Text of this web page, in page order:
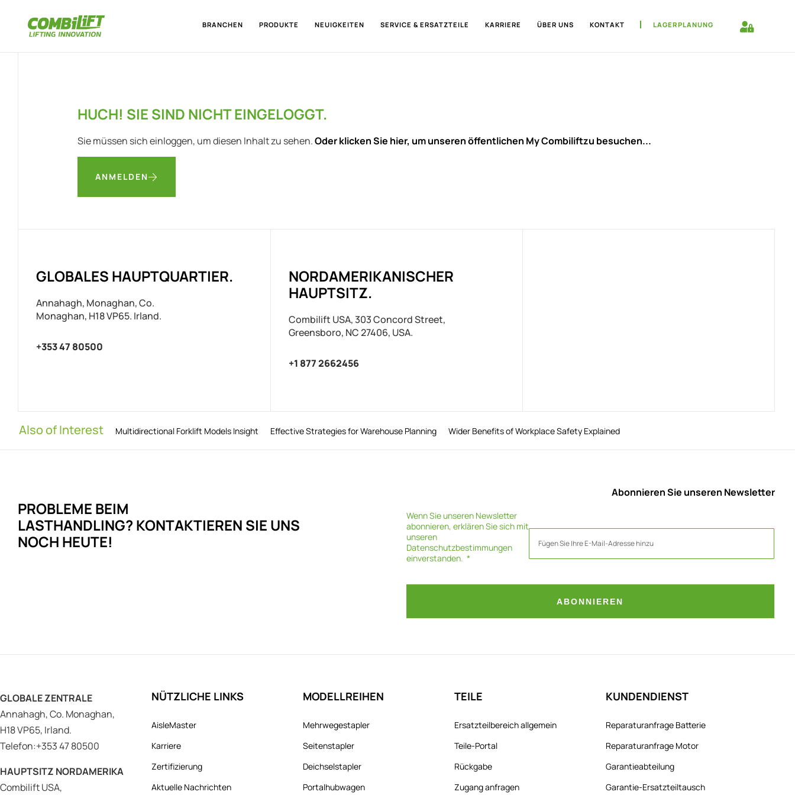
BRANCHEN PRODUKTE NEUIGKEITEN SERVICE & ERSATZTEILE KARRIERE ÜBER UNS KONTAKT LAGERPLANUNG
HUCH! SIE SIND NICHT EINGELOGGT.
Sie müssen sich einloggen, um diesen Inhalt zu sehen.Oder klicken Sie hier, um unseren öffentlichen My Combiliftzu besuchen...
ANMELDEN
GLOBALES HAUPTQUARTIER.
Annahagh, Monaghan, Co.
Monaghan, H18 VP65. Irland.
+353 47 80500
NORDAMERIKANISCHER
HAUPTSITZ.
Combilift USA, 303 Concord Street,
Greensboro, NC 27406, USA.
+1 877 2662456
Also of Interest Multidirectional Forklift Models Insight Effective Strategies for Warehouse Planning Wider Benefits of Workplace Safety Explained
PROBLEME BEIM
LASTHANDLING? KONTAKTIEREN SIE UNS
NOCH HEUTE!
Abonnieren Sie unseren Newsletter
Wenn Sie unseren Newsletter
abonnieren, erklären Sie sich mit
unseren
Datenschutzbestimmungen
einverstanden.
ABONNIEREN
GLOBALE ZENTRALE
Annahagh, Co. Monaghan,
H18 VP65, Irland.
Telefon:+353 47 80500
HAUPTSITZ NORDAMERIKA
Combilift USA,
NÜTZLICHE LINKS
AisleMaster
Karriere
Zertifizierung
Aktuelle Nachrichten
MODELLREIHEN
Mehrwegestapler
Seitenstapler
Deichselstapler
Portalhubwagen
TEILE
Ersatzteilbereich allgemein
Teile-Portal
Rückgabe
Zugang anfragen
KUNDENDIENST
Reparaturanfrage Batterie
Reparaturanfrage Motor
Garantieabteilung
Garantie-Ersatzteiltausch